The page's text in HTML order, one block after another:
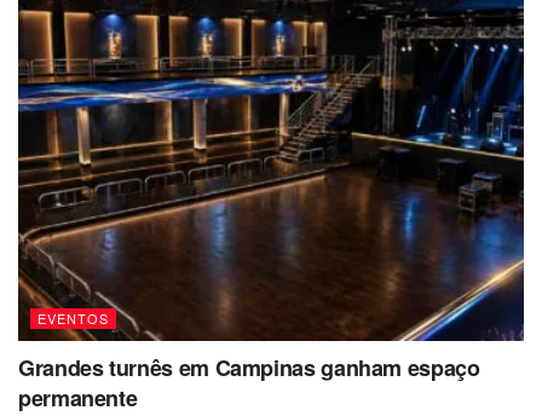
EVENTOS
Grandes turnês em Campinas ganham espaço
permanente